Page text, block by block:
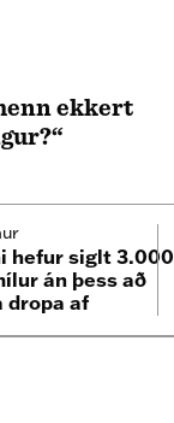
ekkert
hefur siglt 3.000
án þess að
dropa af